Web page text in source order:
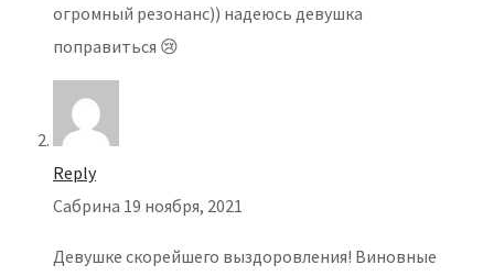
огромный резонанс)) надеюсь девушка
поправиться 😢
Reply
Сабрина 19 ноября, 2021
Девушке скорейшего выздоровления! Виновные